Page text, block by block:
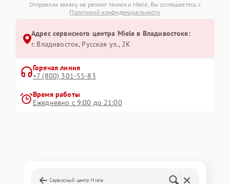
Отправляя заявку на ремонт техники Miele, Вы соглашаетесь с
Политикой конфиденциальности
Адрес сервисного центра Miele в Владивостоке:
г. Владивосток, Русская ул., 2К
Горячая линия
+7 (800) 301-55-83
Время работы
Ежедневно с 9:00 до 21:00
Сервисный центр Miele